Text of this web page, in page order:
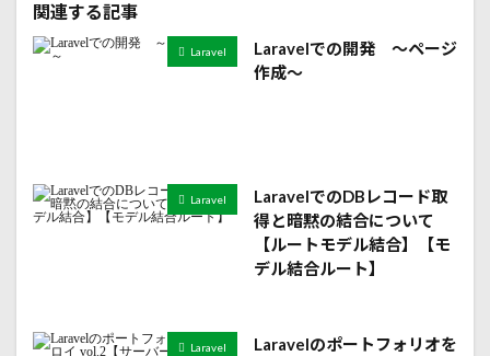
関連する記事
Laravel
Laravelでの開発 ～ページ
作成～
Laravel
LaravelでのDBレコード取
得と暗黙の結合について
【ルートモデル結合】【モ
デル結合ルート】
Laravel
Laravelのポートフォリオを